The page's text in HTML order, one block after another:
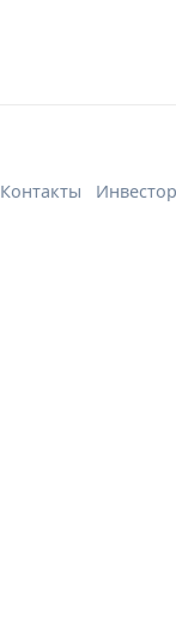
Контакты